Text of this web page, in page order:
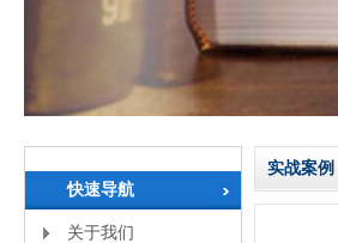
快速导航
关于我们
实战案例